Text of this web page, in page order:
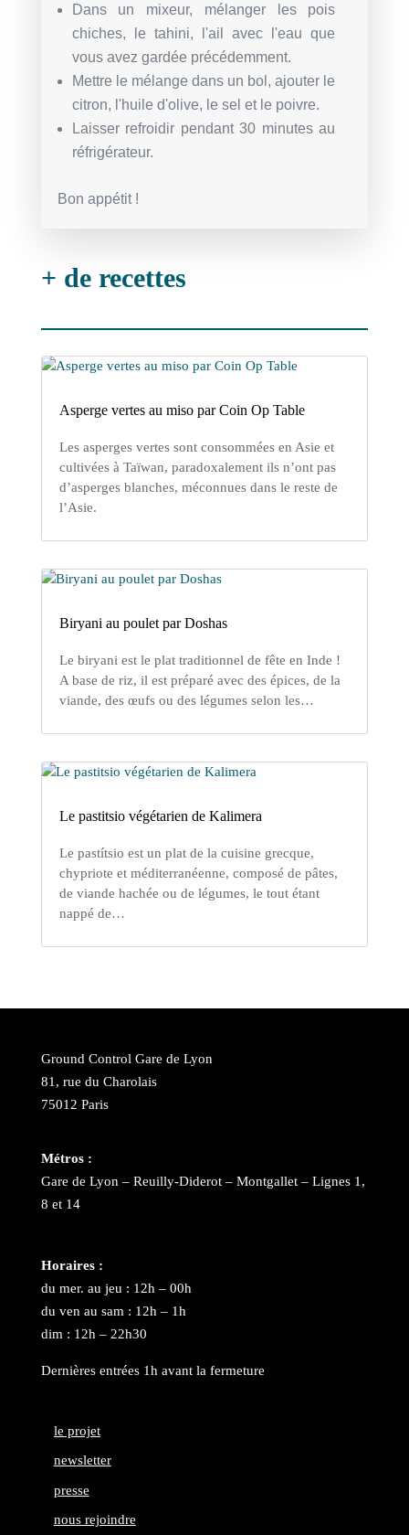
Dans un mixeur, mélanger les pois
chiches, le tahini, l'ail avec l'eau que
vous avez gardée précédemment.
Mettre le mélange dans un bol, ajouter le
citron, l'huile d'olive, le sel et le poivre.
Laisser refroidir pendant 30 minutes au
réfrigérateur.
Bon appétit !
+ de recettes
Asperge vertes au miso par Coin Op Table
Les asperges vertes sont consommées en Asie et
cultivées à Taïwan, paradoxalement ils n’ont pas
d’asperges blanches, méconnues dans le reste de
l’Asie.
Biryani au poulet par Doshas
Le biryani est le plat traditionnel de fête en Inde !
A base de riz, il est préparé avec des épices, de la
viande, des œufs ou des légumes selon les…
Le pastitsio végétarien de Kalimera
Le pastítsio est un plat de la cuisine grecque,
chypriote et méditerranéenne, composé de pâtes,
de viande hachée ou de légumes, le tout étant
nappé de…
Ground Control Gare de Lyon
81, rue du Charolais
75012 Paris
Métros :
Gare de Lyon – Reuilly-Diderot – Montgallet – Lignes 1,
8 et 14
Horaires :
du mer. au jeu : 12h – 00h
du ven au sam : 12h – 1h
dim : 12h – 22h30
Dernières entrées 1h avant la fermeture
le projet
newsletter
presse
nous rejoindre